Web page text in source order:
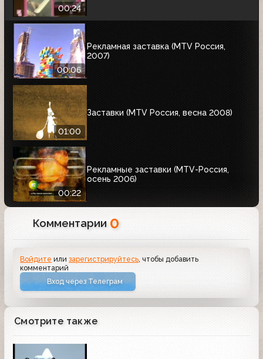
00:24
00:06
Рекламная заставка (MTV Россия,
2007)
01:00
Заставки (MTV Россия, весна 2008)
00:22
Рекламные заставки (MTV-Россия,
осень 2006)
Комментарии 0
Войдите илизарегистрируйтесь , чтобы добавить
комментарий
Вход через Телеграм
Смотрите также